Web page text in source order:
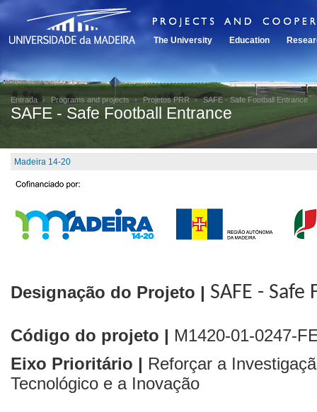
The University Education
Entrada Programs and projects Projetos PRR SAFE - Safe Football Entrance
SAFE - Safe Football Entrance
Madeira 14-20
Designação do Projeto | SAFE -
Código do projeto | M1420-01-0247-
Eixo Prioritário | Reforçar a
Tecnológico e a Inovação